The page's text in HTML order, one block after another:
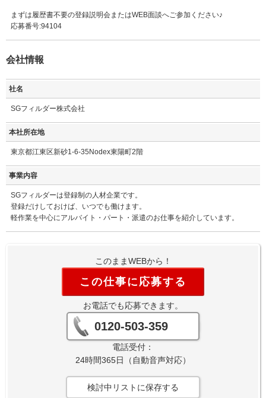
まずは履歴書不要の登録説明会またはWEB面談へご参加ください♪
応募番号:94104
会社情報
社名
SGフィルダー株式会社
本社所在地
東京都江東区新砂1-6-35Nodex東陽町2階
事業内容
SGフィルダーは登録制の人材企業です。
登録だけしておけば、いつでも働けます。
軽作業を中心にアルバイト・パート・派遣のお仕事を紹介しています。
このままWEBから！
この仕事に応募する
お電話でも応募できます。
0120-503-359
電話受付：
24時間365日（自動音声対応）
検討中リストに保存する